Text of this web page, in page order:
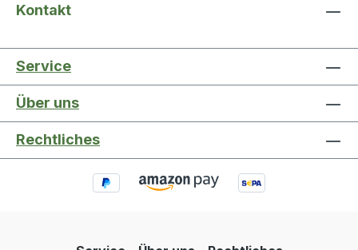
Kontakt
Service
Über uns
Rechtliches